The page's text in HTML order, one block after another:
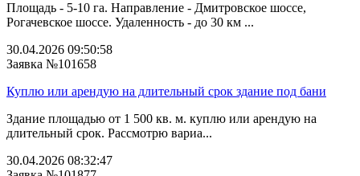
Площадь - 5-10 га. Направление - Дмитровское шоссе,
Рогачевское шоссе. Удаленность - до 30 км ...
30.04.2026 09:50:58
Заявка №101658
Куплю или арендую на длительный срок здание под бани
Здание площадью от 1 500 кв. м. куплю или арендую на
длительный срок. Рассмотрю вариа...
30.04.2026 08:32:47